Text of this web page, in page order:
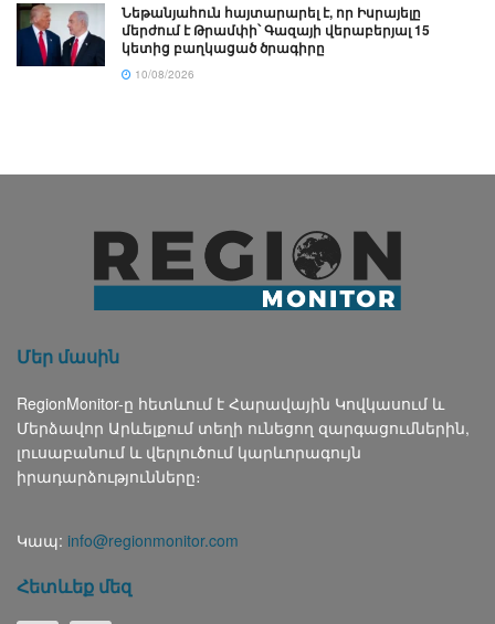
Նեթանյահուն հայտարարել է, որ Իսրայելը
մերժում է Թրամփի՝ Գազայի վերաբերյալ 15
կետից բաղկացած ծրագիրը
10/08/2026
Մեր մասին
RegionMonitor-ը հետևում է Հարավային Կովկասում և
Մերձավոր Արևելքում տեղի ունեցող զարգացումներին,
լուսաբանում և վերլուծում կարևորագույն
իրադարձությունները։
Կապ: info@regionmonitor.com
Հետևեք մեզ